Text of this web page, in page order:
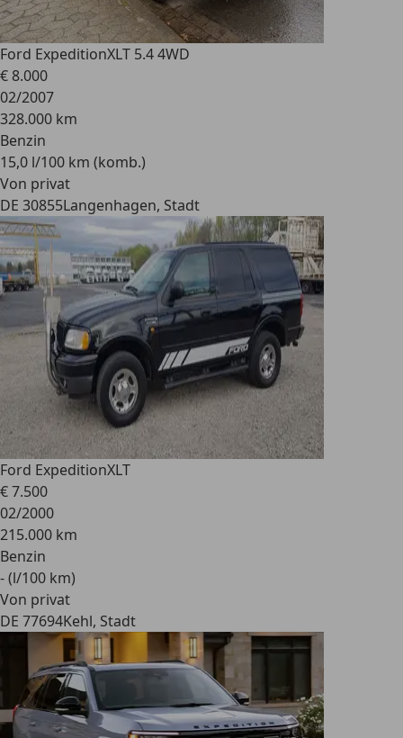
Ford ExpeditionXLT 5.4 4WD
€ 8.000
02/2007
328.000 km
Benzin
15,0 l/100 km (komb.)
Von privat
DE 30855Langenhagen, Stadt
Ford ExpeditionXLT
€ 7.500
02/2000
215.000 km
Benzin
- (l/100 km)
Von privat
DE 77694Kehl, Stadt